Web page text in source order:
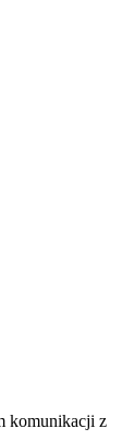
komunikacji z